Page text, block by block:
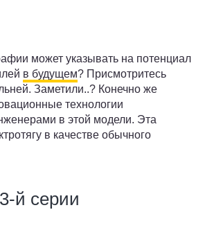
может указывать на потенциал
в будущем? Присмотритесь
Заметили..? Конечно же
технологии
в этой модели. Эта
в качестве обычного
й серии